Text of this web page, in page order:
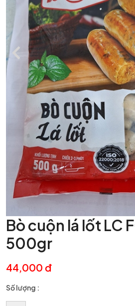
Bò cuộn lá lốt LC
500gr
44,000 đ
Số lượng :